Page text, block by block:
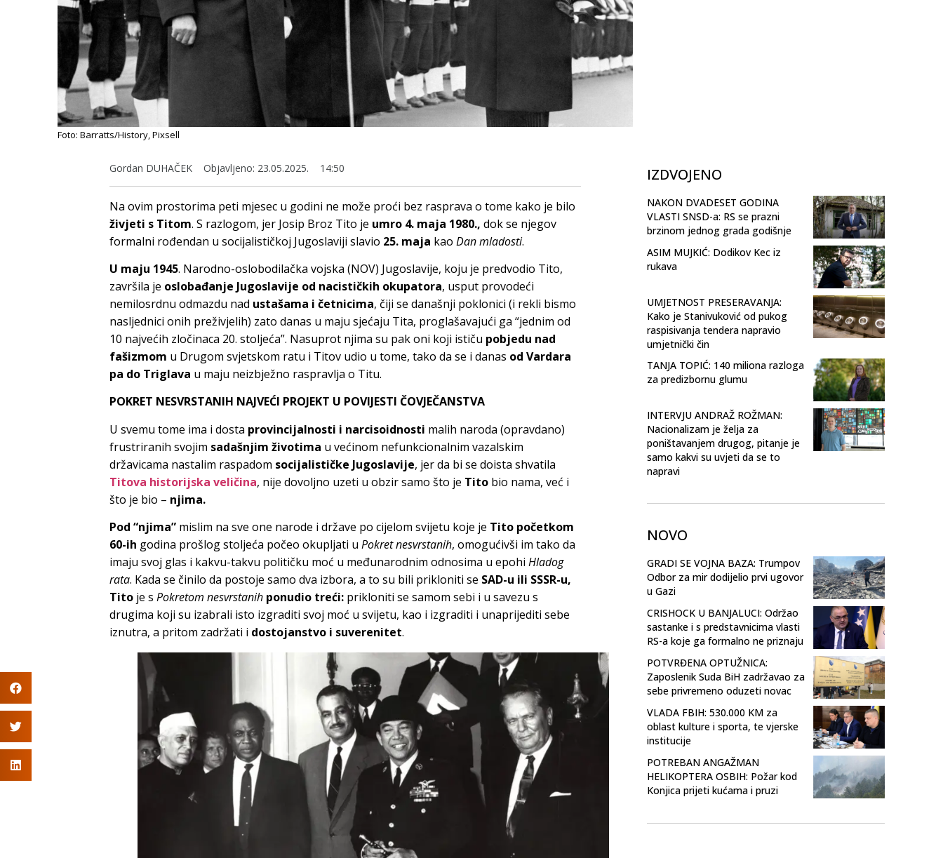
Foto: Barratts/History, Pixsell
Gordan DUHAČEK Objavljeno: 23.05.2025. 14:50
Na ovim prostorima peti mjesec u godini ne može proći bez rasprava o tome kako je bilo
živjeti s Titom. S razlogom, jer Josip Broz Tito je umro 4. maja 1980., dok se njegov
formalni rođendan u socijalističkoj Jugoslaviji slavio 25. maja kao Dan mladosti.
U maju 1945. Narodno-oslobodilačka vojska (NOV) Jugoslavije, koju je predvodio Tito,
završila je oslobađanje Jugoslavije od nacističkih okupatora, usput provodeći
nemilosrdnu odmazdu nad ustašama i četnicima, čiji se današnji poklonici (i rekli bismo
nasljednici onih preživjelih) zato danas u maju sjećaju Tita, proglašavajući ga “jednim od
10 najvećih zločinaca 20. stoljeća”. Nasuprot njima su pak oni koji ističu pobjedu nad
fašizmom u Drugom svjetskom ratu i Titov udio u tome, tako da se i danas od Vardara
pa do Triglava u maju neizbježno raspravlja o Titu.
POKRET NESVRSTANIH NAJVEĆI PROJEKT U POVIJESTI ČOVJEČANSTVA
U svemu tome ima i dosta provincijalnosti i narcisoidnosti malih naroda (opravdano)
frustriranih svojim sadašnjim životima u većinom nefunkcionalnim vazalskim
državicama nastalim raspadom socijalističke Jugoslavije, jer da bi se doista shvatila
Titova historijska veličina, nije dovoljno uzeti u obzir samo što je Tito bio nama, već i
što je bio – njima.
Pod “njima” mislim na sve one narode i države po cijelom svijetu koje je Tito početkom
60-ih godina prošlog stoljeća počeo okupljati u Pokret nesvrstanih, omogućivši im tako da
imaju svoj glas i kakvu-takvu političku moć u međunarodnim odnosima u epohi Hladog
rata. Kada se činilo da postoje samo dva izbora, a to su bili prikloniti se SAD-u ili SSSR-u,
Tito je s Pokretom nesvrstanih ponudio treći: prikloniti se samom sebi i u savezu s
drugima koji su izabrali isto izgraditi svoj moć u svijetu, kao i izgraditi i unaprijediti sebe
iznutra, a pritom zadržati i dostojanstvo i suverenitet.
IZDVOJENO
NAKON DVADESET GODINA
VLASTI SNSD-a: RS se prazni
brzinom jednog grada godišnje
ASIM MUJKIĆ: Dodikov Kec iz
rukava
UMJETNOST PRESERAVANJA:
Kako je Stanivuković od pukog
raspisivanja tendera napravio
umjetnički čin
TANJA TOPIĆ: 140 miliona razloga
za predizbornu glumu
INTERVJU ANDRAŽ ROŽMAN:
Nacionalizam je želja za
poništavanjem drugog, pitanje je
samo kakvi su uvjeti da se to
napravi
NOVO
GRADI SE VOJNA BAZA: Trumpov
Odbor za mir dodijelio prvi ugovor
u Gazi
CRISHOCK U BANJALUCI: Održao
sastanke i s predstavnicima vlasti
RS-a koje ga formalno ne priznaju
POTVRĐENA OPTUŽNICA:
Zaposlenik Suda BiH zadržavao za
sebe privremeno oduzeti novac
VLADA FBIH: 530.000 KM za
oblast kulture i sporta, te vjerske
institucije
POTREBAN ANGAŽMAN
HELIKOPTERA OSBIH: Požar kod
Konjica prijeti kućama i pruzi